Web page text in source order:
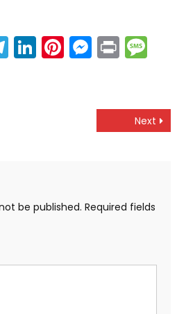
Telegram
LinkedIn
Pinterest
Print
Next
be published. Required fields